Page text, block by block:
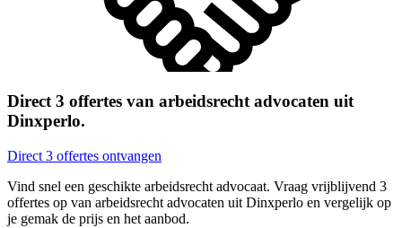
Direct 3 offertes van arbeidsrecht advocaten uit
Dinxperlo.
Direct 3 offertes ontvangen
Vind snel een geschikte arbeidsrecht advocaat. Vraag vrijblijvend 3
offertes op van arbeidsrecht advocaten uit Dinxperlo en vergelijk op
je gemak de prijs en het aanbod.